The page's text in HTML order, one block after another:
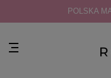
POLSKA